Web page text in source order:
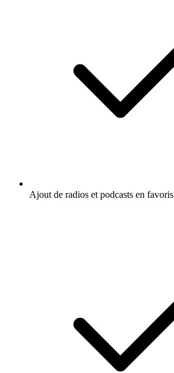
Ajout de radios et podcasts en favoris